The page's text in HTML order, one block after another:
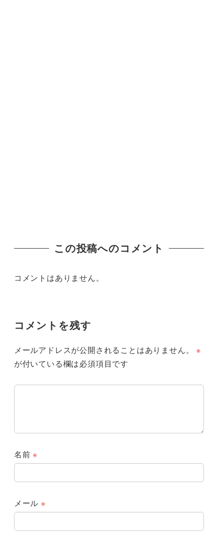
この投稿へのコメント
コメントはありません。
コメントを残す
メールアドレスが公開されることはありません。
※
が付いている欄は必須項目です
名前※
メール ※